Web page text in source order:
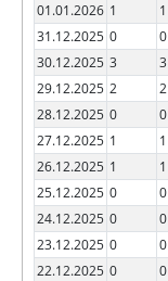
01.01.2026 1 1
31.12.2025 0 0
30.12.2025 3 3
29.12.2025 2 2
28.12.2025 0 0
27.12.2025 1 1
26.12.2025 1 1
25.12.2025 0 0
24.12.2025 0 0
23.12.2025 0 0
22.12.2025 0 0